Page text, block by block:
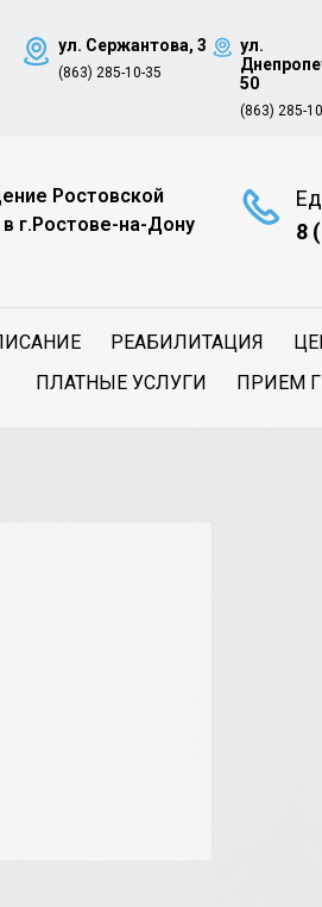
ул. Сержантова, 3
(863) 285-10-35
ул.
50
(863) 285-
Ростовской
г.Ростове-на-Дону
8
РЕАБИЛИТАЦИЯ
ПЛАТНЫЕ УСЛУГИ
ПРИЕМ